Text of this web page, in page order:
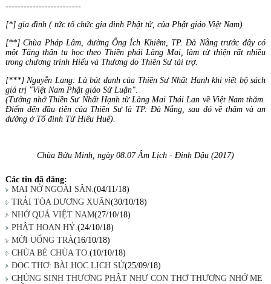
-------------------------
[*] gia đình ( tức tổ chức gia đình Phật tử, của Phật giáo Việt Nam)
[**] Chùa Pháp Lâm, đường Ông Ích Khiêm, TP. Đà Nẵng trước đây có
một Tăng thân tu học theo Thiền phái Làng Mai, làm từ thiện rất nhiều
trong chương trình Hiểu và Thương do Thiền Sư tài trợ.
[***] Nguyễn Lang: Là bút danh của Thiền Sư Nhất Hạnh khi viết bộ sách
giá trị "Việt Nam Phật giáo Sử Luận".
(Tưởng nhớ Thiền Sư Nhất Hạnh từ Làng Mai Thái Lan về Việt Nam thăm.
Điểm đến đầu tiên của Thiền Sư là TP. Đà Nẵng, sau đó về thăm và an
dưỡng ở Tổ đình Từ Hiếu Huế).
Chùa Bửu Minh, ngày 08.07 Âm Lịch - Đinh Dậu (2017)
Các tin đã đăng:
MAI NỞ NGOÀI SÂN.(04/11/18)
TRẢI TÒA DƯƠNG XUÂN(30/10/18)
NHỚ QUÁ VIỆT NAM(27/10/18)
PHẬT HOAN HỶ.(24/10/18)
MỜI UỐNG TRÀ(16/10/18)
CHÙA BÉ CHÙA TO.(10/10/18)
ĐỌC THƠ: BÀI HỌC LỊCH SỬ(25/09/18)
CHÚNG SINH THƯƠNG PHẬT NHƯ CON THƠ THƯƠNG NHỚ MẸ